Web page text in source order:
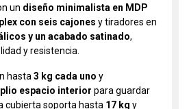
un diseño minimalista en MDP
con seis cajones y tiradores en
y un acabado satinado,
y resistencia.
hasta 3 kg cada uno y
espacio interior para guardar
cubierta soporta hasta 17 kg y